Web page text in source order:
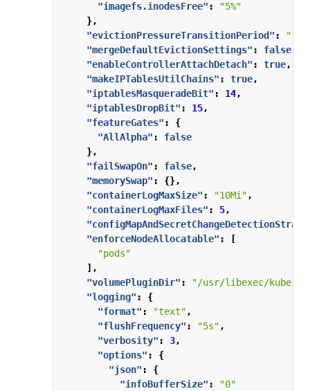
"imagefs.inodesFree" :
"5%"
},
"evictionPressureTransitionPeriod" :
"mergeDefaultEvictionSettings" : false
"enableControllerAttachDetach" : true,
"makeIPTablesUtilChains" : true,
"iptablesMasqueradeBit" : 14,
"iptablesDropBit" : 15,
"featureGates" :
{
"AllAlpha" :
false
},
"failSwapOn" : false,
"memorySwap" :
{},
"containerLogMaxSize" : "10Mi" ,
"containerLogMaxFiles" : 5,
"enforceNodeAllocatable" :
[
"pods"
],
"volumePluginDir" :
"/usr/libexec/
"logging" :
{
"format" : "text" ,
"flushFrequency" : "5s" ,
"verbosity" : 3,
"options" :
{
"json" :
{
"infoBufferSize" :
"0"